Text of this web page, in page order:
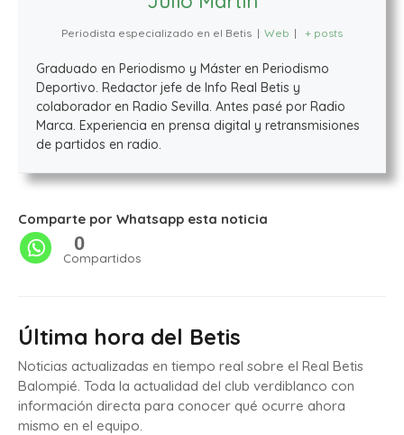
Periodista especializado en el Betis | Web | + posts
Graduado en Periodismo y Máster en Periodismo
Deportivo. Redactor jefe de Info Real Betis y
colaborador en Radio Sevilla. Antes pasé por Radio
Marca. Experiencia en prensa digital y retransmisiones
de partidos en radio.
Comparte por Whatsapp esta noticia
0
Compartidos
Última hora del Betis
Noticias actualizadas en tiempo real sobre el Real Betis
Balompié. Toda la actualidad del club verdiblanco con
información directa para conocer qué ocurre ahora
mismo en el equipo.